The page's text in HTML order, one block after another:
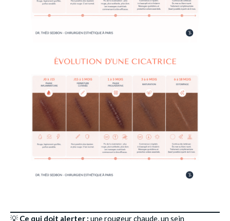
💡 Ce qui doit alerter : une rougeur chaude, un sein